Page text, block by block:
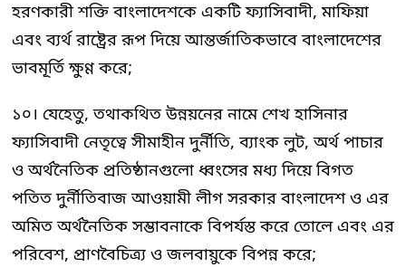
হরণকারী শক্তি বাংলাদেশকে একটি ফ্যাসিবাদী, মাফিয়া
এবং ব্যর্থ রাষ্ট্রের রূপ দিয়ে আন্তর্জাতিকভাবে বাংলাদেশের
ভাবমূর্তি ক্ষুণ্ণ করে;
১০। যেহেতু, তথাকথিত উন্নয়নের নামে শেখ হাসিনার
ফ্যাসিবাদী নেতৃত্বে সীমাহীন দুর্নীতি, ব্যাংক লুট, অর্থ পাচার
ও অর্থনৈতিক প্রতিষ্ঠানগুলো ধ্বংসের মধ্য দিয়ে বিগত
পতিত দুর্নীতিবাজ আওয়ামী লীগ সরকার বাংলাদেশ ও এর
অমিত অর্থনৈতিক সম্ভাবনাকে বিপর্যস্ত করে তোলে এবং এর
পরিবেশ, প্রাণবৈচিত্র্য ও জলবায়ুকে বিপন্ন করে;